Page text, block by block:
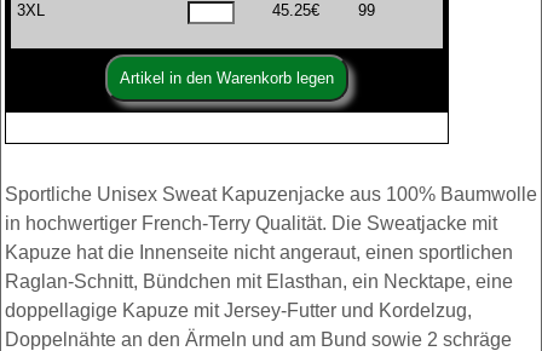
3XL 45.25€ 99
Sportliche Unisex Sweat Kapuzenjacke aus 100% Baumwolle
in hochwertiger French-Terry Qualität. Die Sweatjacke mit
Kapuze hat die Innenseite nicht angeraut, einen sportlichen
Raglan-Schnitt, Bündchen mit Elasthan, ein Necktape, eine
doppellagige Kapuze mit Jersey-Futter und Kordelzug,
Doppelnähte an den Ärmeln und am Bund sowie 2 schräge